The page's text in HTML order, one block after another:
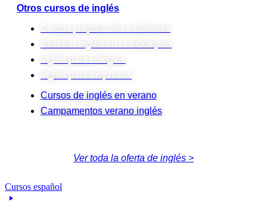
Otros cursos de inglés
Cursos preparación exámenes
Estudiar inglés en el extranjero
Inglés para colegios
Inglés para empresas
Cursos de inglés en verano
Campamentos verano inglés
Ver toda la oferta de inglés >
Cursos español